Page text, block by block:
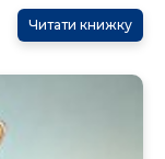
Читати книжку